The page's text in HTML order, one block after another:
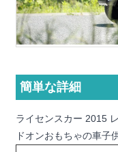
簡単な詳細
ライセンスカー 2015
ドオンおもちゃの車子